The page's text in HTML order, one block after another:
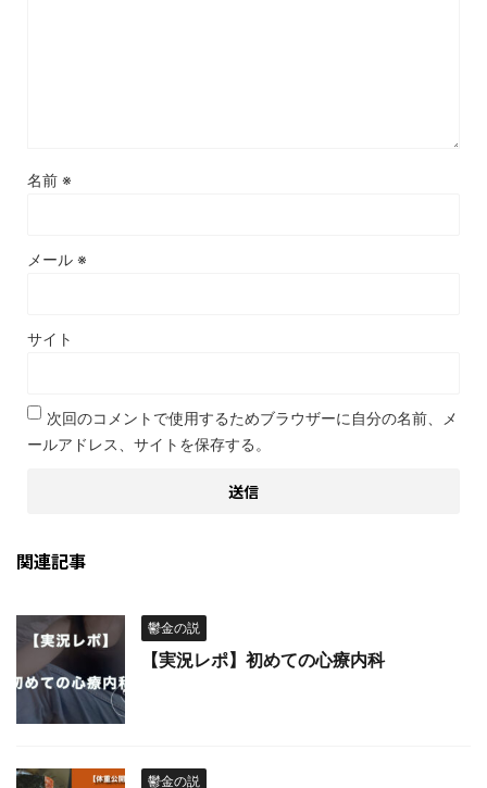
名前 ※
メール ※
サイト
次回のコメントで使用するためブラウザーに自分の名前、メ
ールアドレス、サイトを保存する。
関連記事
鬱金の説
【実況レポ】初めての心療内科
鬱金の説